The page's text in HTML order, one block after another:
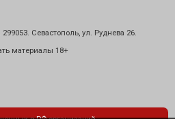
Севастополь, ул. Руднева 26.
материалы 18+